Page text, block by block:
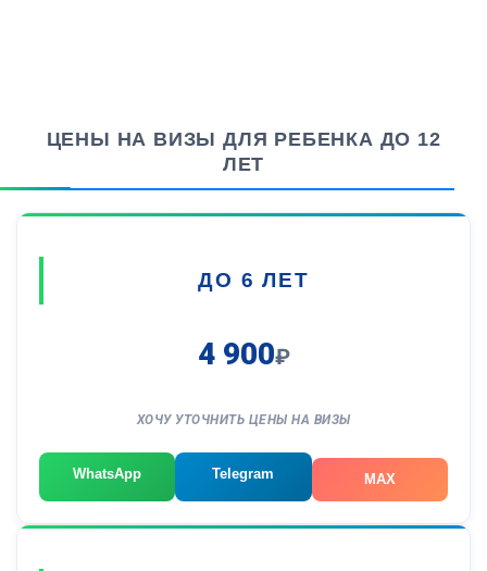
ЦЕНЫ НА ВИЗЫ ДЛЯ РЕБЕНКА ДО 12
ЛЕТ
ДО 6 ЛЕТ
4 900₽
ХОЧУ УТОЧНИТЬ ЦЕНЫ НА ВИЗЫ
WhatsApp Telegram MAX